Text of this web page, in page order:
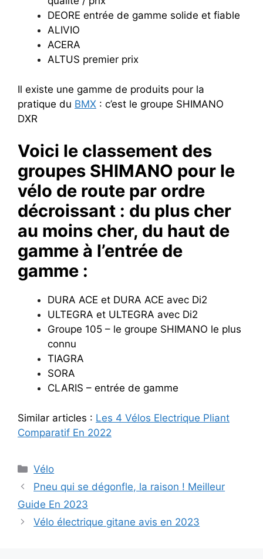
DEORE entrée de gamme solide et fiable
ALIVIO
ACERA
ALTUS premier prix
Il existe une gamme de produits pour la
pratique du BMX : c’est le groupe SHIMANO
DXR
Voici le classement des
groupes SHIMANO pour le
vélo de route par ordre
décroissant : du plus cher
au moins cher, du haut de
gamme à l’entrée de
gamme :
DURA ACE et DURA ACE avec Di2
ULTEGRA et ULTEGRA avec Di2
Groupe 105 – le groupe SHIMANO le plus
connu
TIAGRA
SORA
CLARIS – entrée de gamme
Similar articles : Les 4 Vélos Electrique Pliant
Comparatif En 2022
Categories
Vélo
Pneu qui se dégonfle, la raison ! Meilleur
Guide En 2023
Vélo électrique gitane avis en 2023